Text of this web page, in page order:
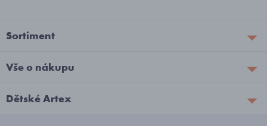
Sortiment
Vše o nákupu
Dětské Artex